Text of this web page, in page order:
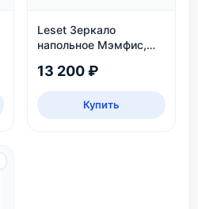
Leset Зеркало
напольное Мэмфис,
13 200 ₽
Купить